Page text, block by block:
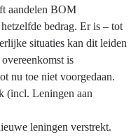
aandelen BOM
bedrag. Er is – tot
situaties kan dit leiden
is
nu toe niet voorgedaan.
(incl. Leningen aan
leningen verstrekt.